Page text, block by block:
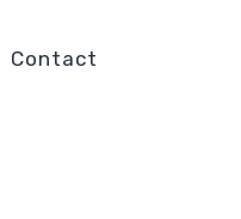
Contact